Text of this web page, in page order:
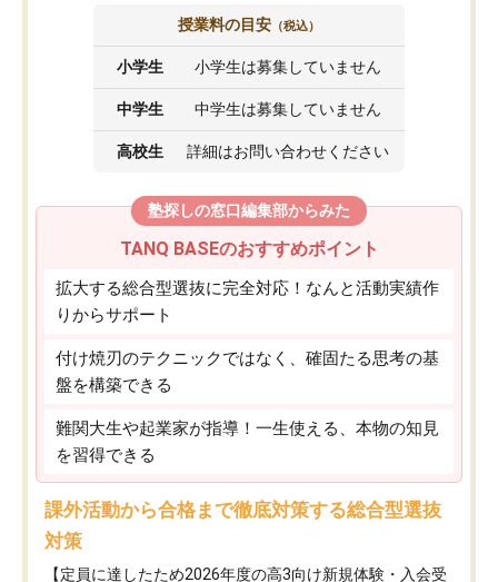
授業料の目安 （税込）
小学生 小学生は募集していません
中学生 中学生は募集していません
高校生 詳細はお問い合わせください
塾探しの窓口編集部からみた
TANQ BASEのおすすめポイント
拡大する総合型選抜に完全対応！なんと活動実績作
りからサポート
付け焼刃のテクニックではなく、確固たる思考の基
盤を構築できる
難関大生や起業家が指導！一生使える、本物の知見
を習得できる
課外活動から合格まで徹底対策する総合型選抜
対策
【定員に達したため2026年度の高3向け新規体験・入会受